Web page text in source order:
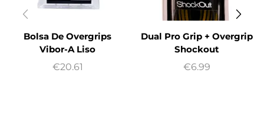
Bolsa De Overgrips
Vibor-A Liso
€20.61
Dual Pro Grip + Overgrip
Shockout
€6.99